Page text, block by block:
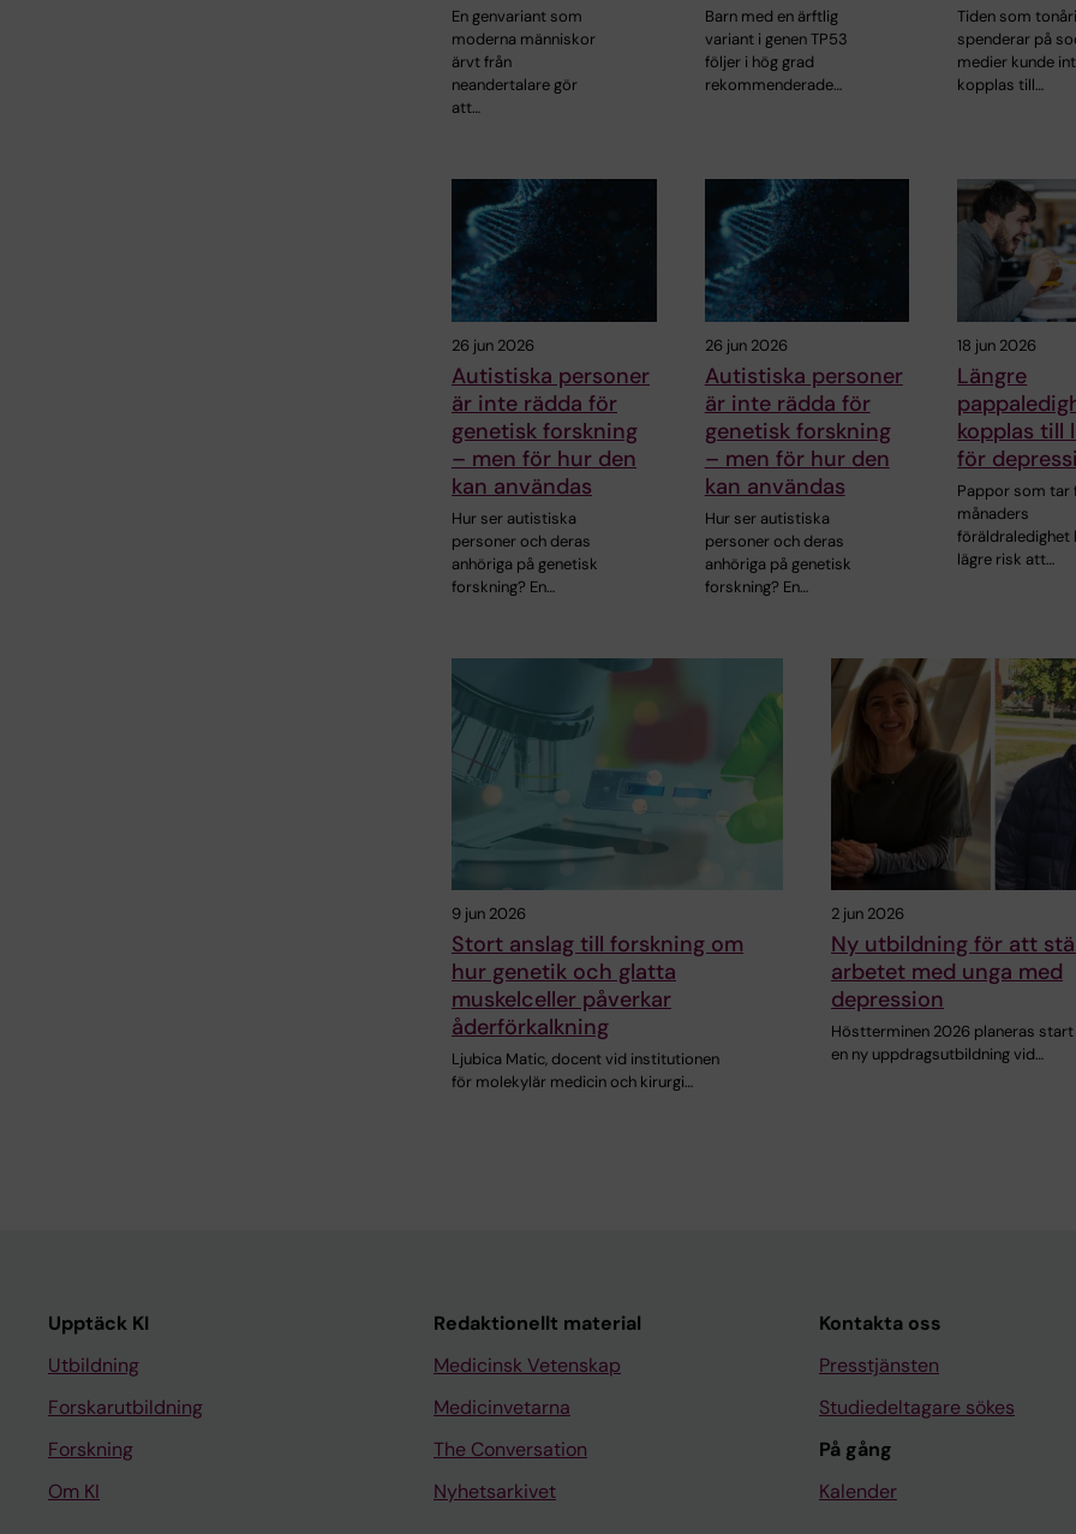
En genvariant som
moderna människor
ärvt från
neandertalare gör
att…
Barn med en ärftlig
variant i genen TP53
följer i hög grad
rekommenderade…
Tiden som
spenderar på
medier kunde
kopplas till…
26 jun 2026
Autistiska personer
är inte rädda för
genetisk forskning
– men för hur den
kan användas
Hur ser autistiska
personer och deras
anhöriga på genetisk
forskning? En…
26 jun 2026
Autistiska personer
är inte rädda för
genetisk forskning
– men för hur den
kan användas
Hur ser autistiska
personer och deras
anhöriga på genetisk
forskning? En…
18 jun 2026
Längre
kopplas till
för
Pappor som tar
månaders
föräldraledighet
lägre risk att…
9 jun 2026
Stort anslag till forskning om
hur genetik och glatta
muskelceller påverkar
åderförkalkning
Ljubica Matic, docent vid institutionen
för molekylär medicin och kirurgi…
2 jun 2026
Ny utbildning för att
arbetet med unga med
depression
Höstterminen 2026 planeras
en ny uppdragsutbildning vid…
Upptäck KI
Utbildning
Forskarutbildning
Forskning
Om KI
Redaktionellt material
Medicinsk Vetenskap
Medicinvetarna
The Conversation
Nyhetsarkivet
Kontakta oss
Presstjänsten
Studiedeltagare sökes
På gång
Kalender